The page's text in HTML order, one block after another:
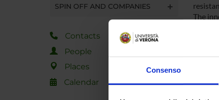
Consenso
SPIN OFF AND COMPANIES
Contacts
People
Places
Calendar
The
of
the